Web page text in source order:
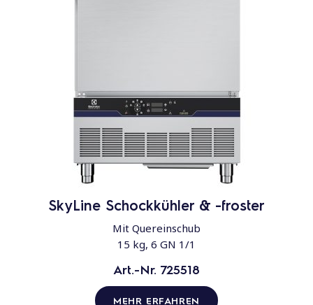
SkyLine Schockkühler & -froster
Mit Quereinschub
15 kg, 6 GN 1/1
Art.-Nr. 725518
MEHR ERFAHREN